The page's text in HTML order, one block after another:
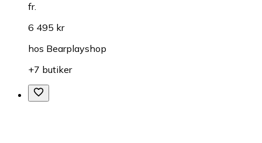
fr.
6 495 kr
hos Bearplayshop
+7 butiker